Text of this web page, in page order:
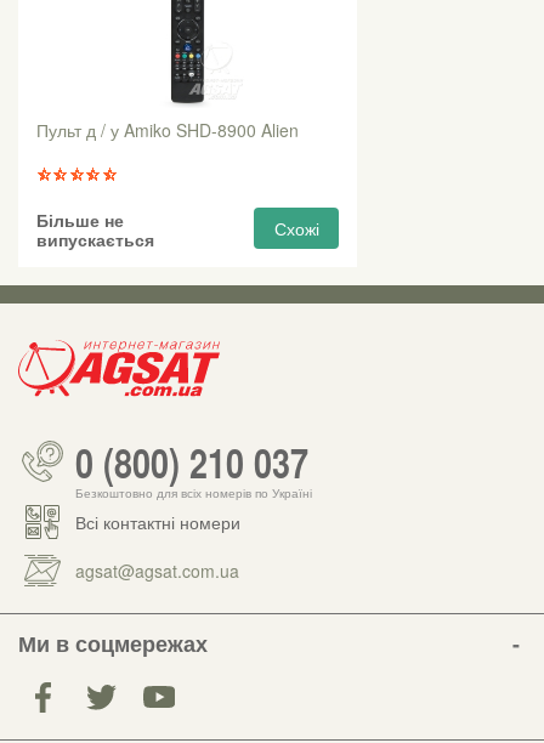
Пульт д / у Amiko SHD-8900 Alien
Більше не
випускається
Схожі
0 (800) 210 037
Безкоштовно для всіх номерів по Україні
Всі контактні номери
agsat@agsat.com.ua
Ми в соцмережах